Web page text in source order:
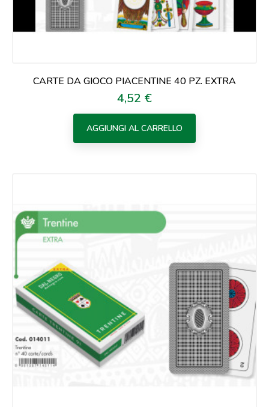
CARTE DA GIOCO PIACENTINE 40 PZ. EXTRA
Prezzo
4,52 €
AGGIUNGI AL CARRELLO